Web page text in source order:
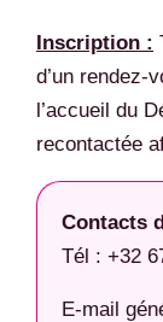
Inscription :
d’un rendez-
l’accueil du
recontactée
Contacts
Tél : +32
E-mail